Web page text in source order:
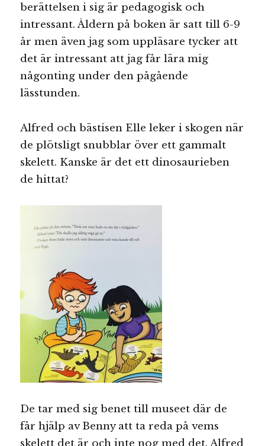
berättelsen i sig är pedagogisk och
intressant. Åldern på boken är satt till 6-9
år men även jag som uppläsare tycker att
det är intressant att jag får lära mig
någonting under den pågående
lässtunden.
Alfred och bästisen Elle leker i skogen när
de plötsligt snubblar över ett gammalt
skelett. Kanske är det ett dinosaurieben
de hittat?
De tar med sig benet till museet där de
får hjälp av Benny att ta reda på vems
skelett det är och inte nog med det. Alfred